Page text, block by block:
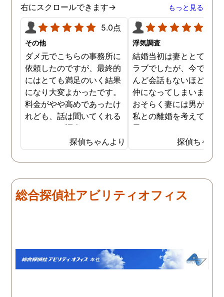
闘う自信もつきました。 本
当にMJリサーチさんにそ
して代表の方に出会えてよ
かったと思いました。 今度
お会いできる時は、いい報
告ができるようにしたいで
す。
右にスクロールできます→ もっと見る
5.0点
その他
ダメ元でこちらの事務所に
依頼したのですが、最終的
にはとても満足のいく結果
になり大変よかったです。
料金がやや高めであったけ
れども、話は聞いてくれる
しきちんと調査してくれる
しで非常に満足していま
す。調査が終わった後もし
っかりとサポートしていた
になりました。さすが調査
のプロフェッショナルだと
探偵ちゃんより
浮気調査
結婚当初は妻ととてもラ
ラブでしたが、今ではほ
んど会話もないほど険悪
仲になってしまいました
おそらく妻には男がおり
私との離婚を考えている
思います。そこでどうせ
婚をするのならと思い、
の不倫の証拠を押さえて
から離婚を提案すること
みの日に妻は外出するこ
が多く、探偵にもその旨
入り、妻が男とラブホテ
に入って行った瞬間を押
えたとのことでした。あ
探偵ちゃん
総合探偵社アビリティオフィス